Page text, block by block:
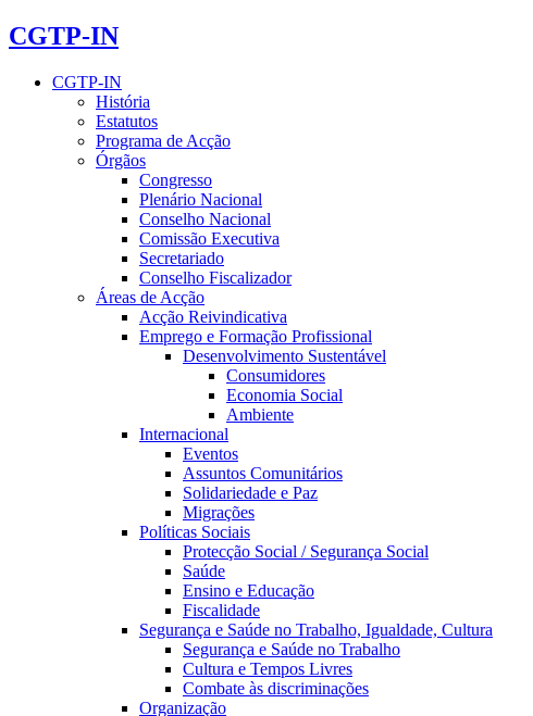
CGTP-IN
CGTP-IN
História
Estatutos
Programa de Acção
Órgãos
Congresso
Plenário Nacional
Conselho Nacional
Comissão Executiva
Secretariado
Conselho Fiscalizador
Áreas de Acção
Acção Reivindicativa
Emprego e Formação Profissional
Desenvolvimento Sustentável
Consumidores
Economia Social
Ambiente
Internacional
Eventos
Assuntos Comunitários
Solidariedade e Paz
Migrações
Políticas Sociais
Protecção Social / Segurança Social
Saúde
Ensino e Educação
Fiscalidade
Segurança e Saúde no Trabalho, Igualdade, Cultura
Segurança e Saúde no Trabalho
Cultura e Tempos Livres
Combate às discriminações
Organização